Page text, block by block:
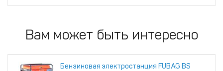
Вам может быть интересно
Бензиновая электростанция FUBAG BS